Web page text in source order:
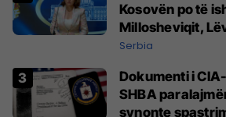
Kosovën po të
Millosheviqit,
të Lirë në Serbi
Paunoviq
Serbia
Dokumenti i
SHBA
synonte